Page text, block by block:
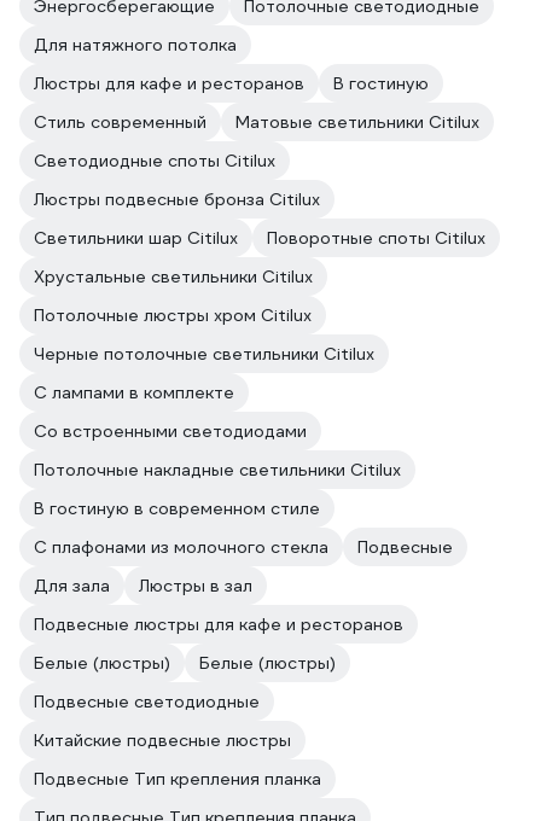
Энергосберегающие
Потолочные светодиодные
Для натяжного потолка
Люстры для кафе и ресторанов
В гостиную
Стиль современный
Матовые светильники Citilux
Светодиодные споты Citilux
Люстры подвесные бронза Citilux
Светильники шар Citilux
Поворотные споты Citilux
Хрустальные светильники Citilux
Потолочные люстры хром Citilux
Черные потолочные светильники Citilux
С лампами в комплекте
Со встроенными светодиодами
Потолочные накладные светильники Citilux
В гостиную в современном стиле
С плафонами из молочного стекла
Подвесные
Для зала
Люстры в зал
Подвесные люстры для кафе и ресторанов
Белые (люстры)
Белые (люстры)
Подвесные светодиодные
Китайские подвесные люстры
Подвесные Тип крепления планка